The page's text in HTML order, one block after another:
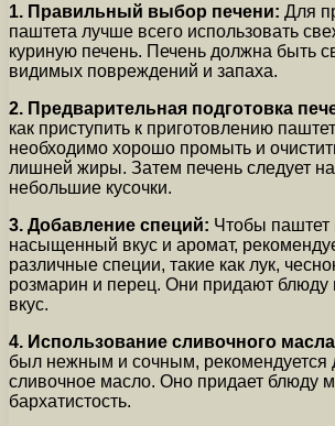
1. Правильный выбор печени: Для
паштета лучше всего использовать
куриную печень. Печень должна быть
видимых повреждений и запаха.
2. Предварительная подготовка
как приступить к приготовлению
необходимо хорошо промыть и
лишней жиры. Затем печень следует
небольшие кусочки.
3. Добавление специй: Чтобы паштет
насыщенный вкус и аромат,
различные специи, такие как лук,
розмарин и перец. Они придают
вкус.
4. Использование сливочного
был нежным и сочным, рекомендуется
сливочное масло. Оно придает блюду
бархатистость.